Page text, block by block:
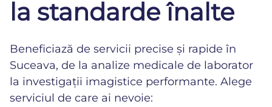
la standarde înalte
Beneficiază de servicii precise și rapide în
Suceava, de la analize medicale de laborator
la investigații imagistice performante. Alege
serviciul de care ai nevoie: